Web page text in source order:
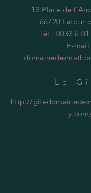
13 Place de
66720 Latour
Tél : 0033 6
E-mail
Le
http://